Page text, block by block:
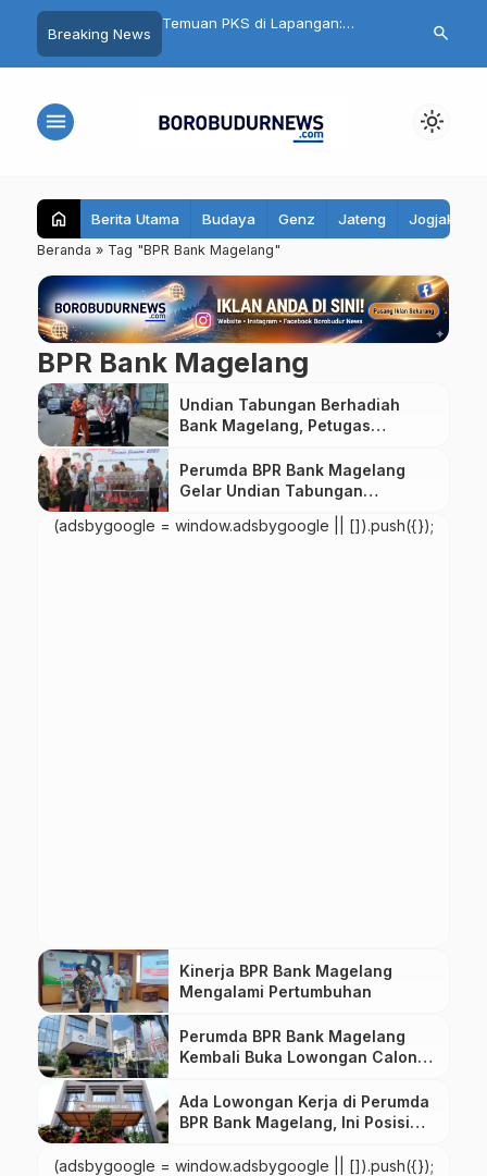
Breaking News
Santri Al Hidayat
Edukasi Remaja
Temuan PKS di Lapangan:
Terlambat, Kain Kaku hingga Ada
Cuma
Mall
search
menu light_mode
home Berita Utama Budaya Genz Jateng Jogjakarta
Beranda » Tag "BPR Bank Magelang"
BPR Bank Magelang
Undian Tabungan Berhadiah
Bank Magelang, Petugas
Perumda BPR Bank Magelang
Gelar Undian Tabungan
Berhadiah Periode Januari 2023
(adsbygoogle = window.adsbygoogle || []).push({});
Kinerja BPR Bank Magelang
Mengalami Pertumbuhan
Perumda BPR Bank Magelang
Kembali Buka Lowongan Calon
Ada Lowongan Kerja di Perumda
BPR Bank Magelang, Ini Posisi
(adsbygoogle = window.adsbygoogle || []).push({});